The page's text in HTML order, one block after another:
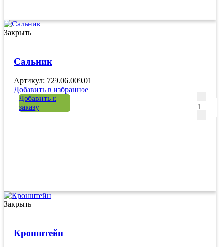
Закрыть
Сальник
Артикул: 729.06.009.01
Добавить в избранное
Добавить к
заказу
Закрыть
Кронштейн